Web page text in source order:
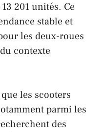
201 unités. Ce
stable et
les deux-roues
contexte
les scooters
parmi les
des